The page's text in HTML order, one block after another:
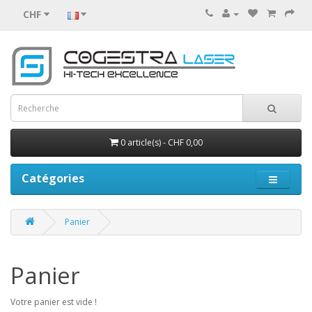
CHF
0 article(s) - CHF 0,00
Catégories
Panier
Panier
Votre panier est vide !